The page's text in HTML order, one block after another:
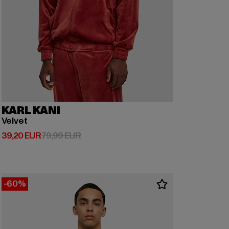
KARL KANI
Velvet
39,20 EUR
Derzeitiger Preis: 39,20 EUR
79,99 EURAktionspreis: 79,99 EUR
-60%